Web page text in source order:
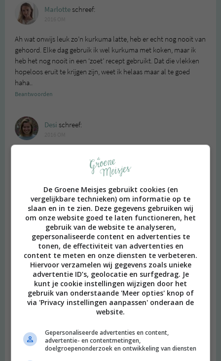
Marlotteschreef:
Ah wat onwijs leuk zo’n kurkuma latte, heb er echt nog nooit van
gehoord. Elke dag gebruik ik wel kurkuma met koken, maar ik
heb het nog nooit in een ‘zoet’ recept gebruikt. Dat die vlekken
hopeloos eruit te krijgen zijn, weet ik helaas maar al te goed
haha..
Beantwoorden
Desi schreef:
Hmmm dit lijkt me lekker. Ik moet zeggen dat kurkuma me niet
direct aansprak totdat ik het een keer bij Sla had. Daar maken Bij
Sla ze thee van kurkuma, gember en citroen en dat was zo
lekker! Ik denk dat dat wel enigszins vergelijkbaar is met dit
drankje, maar dan was de Sla versie minder romig.
Beantwoorden
Merelschreef:
2016 OM
Klopt, dat drinken wij ook dagelijks. Maar dit is echt een
andere smaak. Romig en zoet, alsof je vloeibare taart drinkt :)
Beantwoorden
2016 OM
Ik heb kurkuma al wel veel gebruikt maar in een latte? Wat een
De Groene Meisjes gebruikt cookies (en
vergelijkbare technieken) om informatie op te
slaan en in te zien. Deze gegevens gebruiken wij
om onze website goed te laten functioneren, het
gebruik van de website te analyseren,
gepersonaliseerde content en advertenties te
tonen, de effectiviteit van advertenties en
content te meten en onze diensten te verbeteren.
Hiervoor verzamelen wij gegevens zoals unieke
advertentie ID’s, geolocatie en surfgedrag. Je
kunt je cookie instellingen wijzigen door het
gebruik van onderstaande 'Meer opties' knop of
via 'Privacy instellingen aanpassen' onderaan de
website.
Gepersonaliseerde advertenties en content,
advertentie- en contentmetingen,
doelgroepenonderzoek en ontwikkeling van diensten